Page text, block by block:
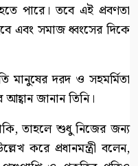
পারে। তবে এই প্রবণতা
এবং সমাজ ধ্বংসের দিকে
মানুষের দরদ ও সহমর্মিতা
জানান তিনি।
তাহলে শুধু নিজের জন্য
করে প্রধানমন্ত্রী বলেন,